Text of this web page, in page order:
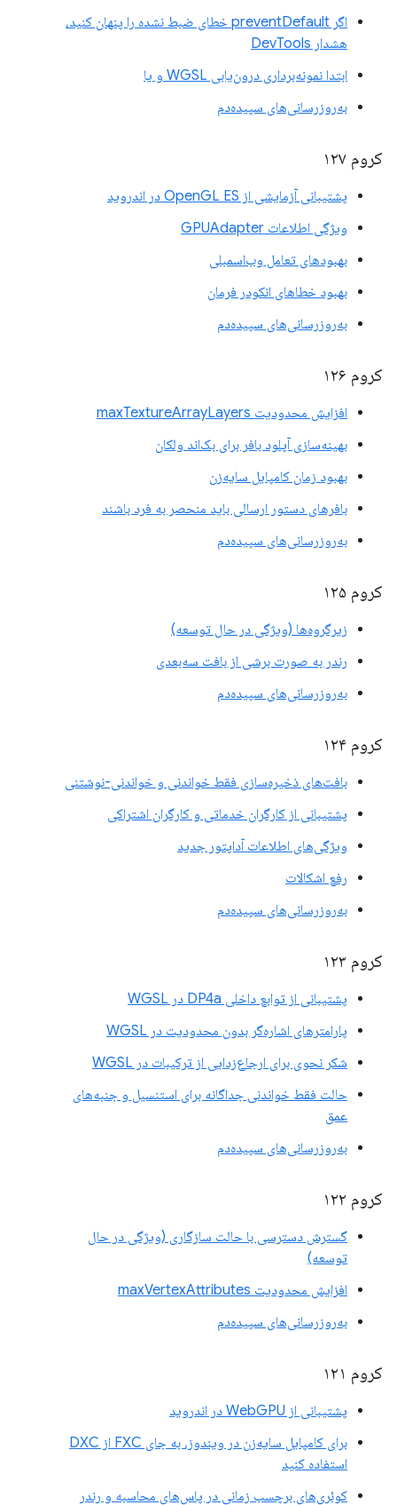
اگر preventDefault خطای ضبط نشده را پنهان کنید،
هشدار DevTools
ابتدا نمونه‌برداری درون‌یابی WGSL و یا
به‌روزرسانی‌های سپیده‌دم
کروم ۱۲۷
پشتیبانی آزمایشی از OpenGL ES در اندروید
ویژگی اطلاعات GPUAdapter
بهبودهای تعامل وب‌اسمبلی
بهبود خطاهای انکودر فرمان
به‌روزرسانی‌های سپیده‌دم
کروم ۱۲۶
افزایش محدودیت maxTextureArrayLayers
بهینه‌سازی آپلود بافر برای بک‌اند ولکان
بهبود زمان کامپایل سایه‌زن
بافرهای دستور ارسالی باید منحصر به فرد باشند
به‌روزرسانی‌های سپیده‌دم
کروم ۱۲۵
زیرگروه‌ها (ویژگی در حال توسعه)
رندر به صورت برشی از بافت سه‌بعدی
به‌روزرسانی‌های سپیده‌دم
کروم ۱۲۴
بافت‌های ذخیره‌سازی فقط خواندنی و خواندنی-نوشتنی
پشتیبانی از کارگران خدماتی و کارگران اشتراکی
ویژگی‌های اطلاعات آداپتور جدید
رفع اشکالات
به‌روزرسانی‌های سپیده‌دم
کروم ۱۲۳
پشتیبانی از توابع داخلی DP4a در WGSL
پارامترهای اشاره‌گر بدون محدودیت در WGSL
شکر نحوی برای ارجاع‌زدایی از ترکیبات در WGSL
حالت فقط خواندنی جداگانه برای استنسیل و جنبه‌های
عمق
به‌روزرسانی‌های سپیده‌دم
کروم ۱۲۲
گسترش دسترسی با حالت سازگاری (ویژگی در حال
توسعه)
افزایش محدودیت maxVertexAttributes
به‌روزرسانی‌های سپیده‌دم
کروم ۱۲۱
پشتیبانی از WebGPU در اندروید
برای کامپایل سایه‌زن در ویندوز، به جای FXC از DXC
استفاده کنید
کوئری‌های برچسب زمانی در پاس‌های محاسبه و رندر